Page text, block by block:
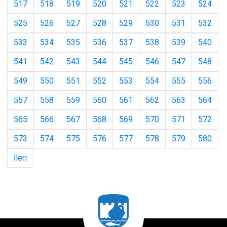
517 518 519 520 521 522 523
524
525
526 527 528 529 530 531
532
533
534 535 536 537 538 539
540
541
542 543 544 545 546 547
548
549
550 551 552 553 554 555
556
557
558 559 560 561 562 563
564
565
566 567 568 569 570 571
572
573
574 575 576 577 578 579
580
İleri